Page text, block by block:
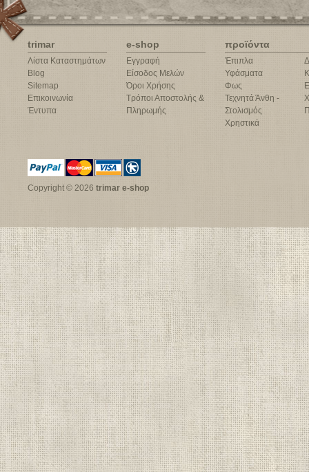
trimar
Λίστα Καταστημάτων
Blog
Sitemap
Επικοινωνία
Έντυπα
e-shop
Εγγραφή
Είσοδος Μελών
Όροι Χρήσης
Τρόποι Αποστολής &
Πληρωμής
προϊόντα
Έπιπλα
Υφάσματα
Φως
Τεχνητά Άνθη -
Στολισμός
Χρηστικά
Copyright © 2026 trimar e-shop